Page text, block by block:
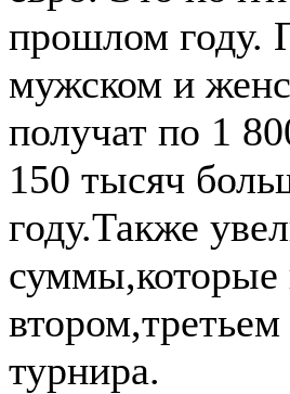
прошлом году.
мужском и
получат по 1
150 тысяч
году.Также
суммы,которые
турнира.